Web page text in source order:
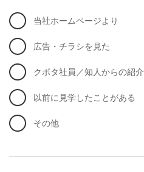
当社ホームページより
広告・チラシを見た
クボタ社員／知人からの紹介
以前に見学したことがある
その他